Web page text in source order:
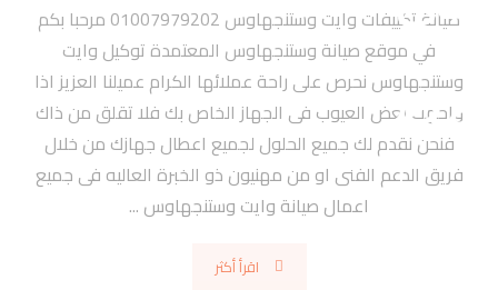
صيانة تكييفات وايت وستنجهاوس 01007979202 مرحبا بكم
في موقع صيانة وستنجهاوس المعتمدة توكيل وايت
وستنجهاوس نحرص على راحة عملائها الكرام عميلنا العزيز اذا
واجهت بعض العيوب فى الجهاز الخاص بك فلا تقلق من ذاك
فنحن نقدم لك جميع الحلول لجميع اعطال جهازك من خلال
فريق الدعم الفنى او من مهنيون ذو الخبرة العاليه فى جميع
اعمال صيانة وايت وستنجهاوس ...
اقرأ أكثر